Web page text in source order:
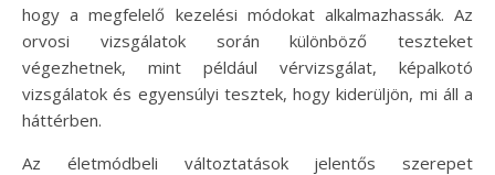
hogy a megfelelő kezelési módokat alkalmazhassák. Az
orvosi vizsgálatok során különböző teszteket
végezhetnek, mint például vérvizsgálat, képalkotó
vizsgálatok és egyensúlyi tesztek, hogy kiderüljön, mi áll a
háttérben.
Az életmódbeli változtatások jelentős szerepet